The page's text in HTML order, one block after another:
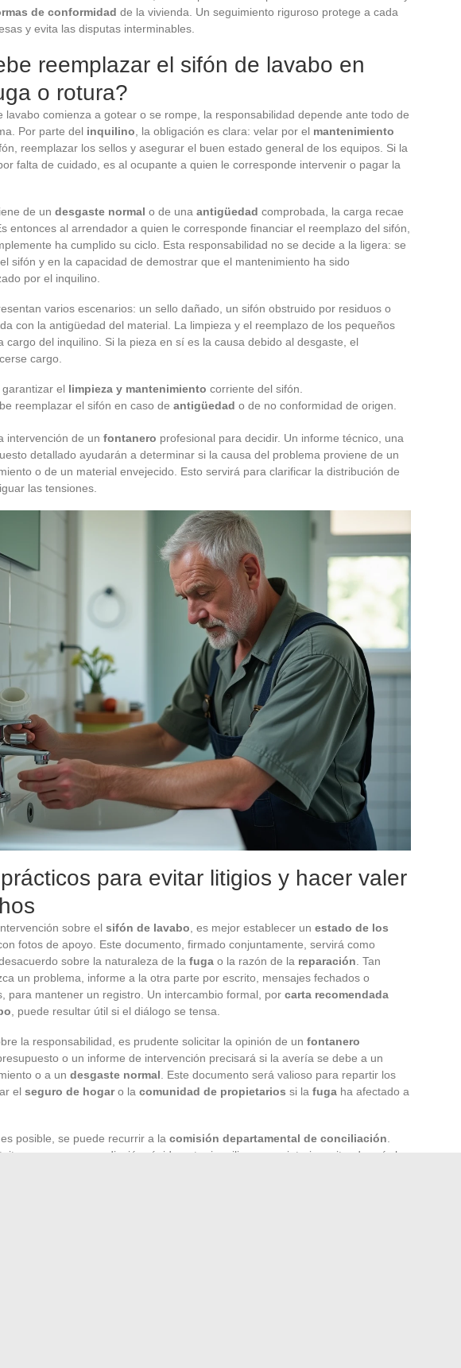
de conformidad de la vivienda. Un seguimiento riguroso protege a cada
y evita las disputas interminables.
reemplazar el sifón de lavabo en
o rotura?
lavabo comienza a gotear o se rompe, la responsabilidad depende ante todo de
Por parte del inquilino , la obligación es clara: velar por el mantenimiento
reemplazar los sellos y asegurar el buen estado general de los equipos. Si la
falta de cuidado, es al ocupante a quien le corresponde intervenir o pagar la
de un desgaste normal o de una antigüedad comprobada, la carga recae
entonces al arrendador a quien le corresponde financiar el reemplazo del sifón,
ha cumplido su ciclo. Esta responsabilidad no se decide a la ligera: se
sifón y en la capacidad de demostrar que el mantenimiento ha sido
por el inquilino.
varios escenarios: un sello dañado, un sifón obstruido por residuos o
con la antigüedad del material. La limpieza y el reemplazo de los pequeños
cargo del inquilino. Si la pieza en sí es la causa debido al desgaste, el
cargo.
el limpieza y mantenimiento corriente del sifón.
reemplazar el sifón en caso de antigüedad o de no conformidad de origen.
intervención de un fontanero profesional para decidir. Un informe técnico, una
detallado ayudarán a determinar si la causa del problema proviene de un
o de un material envejecido. Esto servirá para clarificar la distribución de
las tensiones.
para evitar litigios y hacer valer
sobre el sifón de lavabo , es mejor establecer un estado de los
fotos de apoyo. Este documento, firmado conjuntamente, servirá como
sobre la naturaleza de la fuga o la razón de la reparación . Tan
un problema, informe a la otra parte por escrito, mensajes fechados o
para mantener un registro. Un intercambio formal, por carta recomendada
, puede resultar útil si el diálogo se tensa.
la responsabilidad, es prudente solicitar la opinión de un fontanero
o un informe de intervención precisará si la avería se debe a un
o a un desgaste normal . Este documento será valioso para repartir los
el seguro de hogaro la comunidad de propietarios si la fuga ha afectado a
posible, se puede recurrir a la comisión departamental de conciliación
propone una mediación rápida entre inquilino y propietario, evitando así el